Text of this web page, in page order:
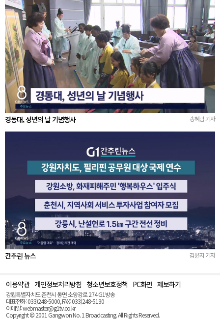
경동대, 성년의 날 기념행사 송혜림 기자
간추린 뉴스 김윤지 기자
이용약관 개인정보처리방침 청소년보호정책 PC화면 제보하기
강원특별자치도 춘천시 동면 소양강로 274 G1방송
대표전화: 033)248-5000, FAX: 033)248-5130
이메일: webmaster@g1tv.co.kr
Copyright © 2001 Gangwon No. 1 Broadcasting. All Rights Reserved.